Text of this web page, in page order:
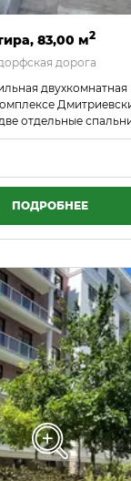
83,00 м2
дорога
двухкомнатная
отдельные спальни
ПОДРОБНЕЕ